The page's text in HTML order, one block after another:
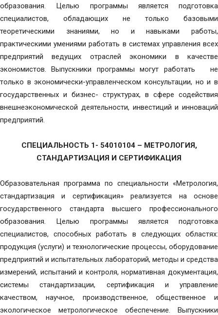
образования. Целью программы является подготовка
специалистов, обладающих не только базовыми
теоретическими знаниями, но и навыками работы,
практическими умениями работать в системах управления всех
предприятий ведущих отраслей экономики в качестве
экономистов. Выпускники программы могут работать не
только в экономически-управленческом консультации, но и в
государственных и бизнес- структурах, в сфере содействия
внешнеэкономической деятельности, инвестиций и инноваций
предприятий.
СПЕЦИАЛЬНОСТЬ 1- 54010104 – МЕТРОЛОГИЯ,
СТАНДАРТИЗАЦИЯ И СЕРТИФИКАЦИЯ
Образовательная программа по специальности «Метрология,
стандартизация и сертификация» реализуется на основе
государственного стандарта высшего профессионального
образования. Целью программы является подготовка
специалистов, способных работать в следующих областях:
продукция (услуги) и технологические процессы, оборудование
предприятий и испытательных лабораторий, методы и средства
измерений, испытаний и контроля, нормативная документация,
системы стандартизации, сертификация и управление
качеством, научное, производственное, общественное и
экологическое метрологическое обеспечение. Выпускники